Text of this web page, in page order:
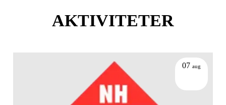
AKTIVITETER
07 aug